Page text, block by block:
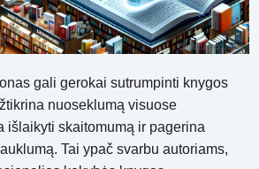
gali gerokai sutrumpinti knygos
nuoseklumą visuose
išlaikyti skaitomumą ir pagerina
Tai ypač svarbu autoriams,